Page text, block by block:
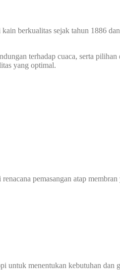
berkualitas sejak tahun 1886
terhadap cuaca, serta
yang optimal.
pemasangan atap
untuk menentukan kebutuhan dan